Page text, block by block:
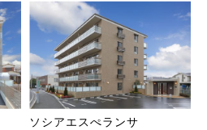
ソシアエスぺランサ